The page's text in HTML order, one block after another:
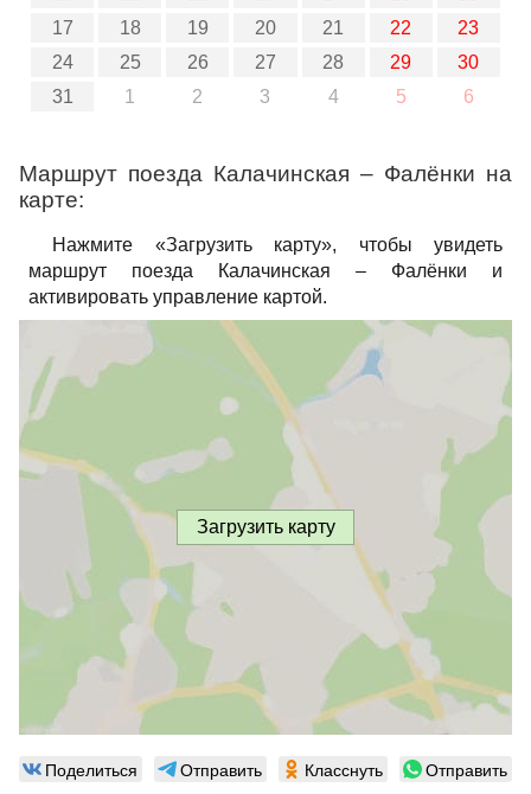
17
18 19 20 21 22
23
24
25 26 27 28 29
30
31
1 2 3 4 5 6
Маршрут поезда Калачинская – Фалёнки на
карте:
Нажмите «Загрузить карту», чтобы увидеть
маршрут поезда Калачинская – Фалёнки и
активировать управление картой.
Загрузить карту
Поделиться Отправить Класснуть
Отправить